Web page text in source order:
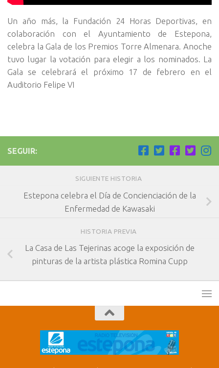
Un año más, la Fundación 24 Horas Deportivas, en
colaboración con el Ayuntamiento de Estepona,
celebra la Gala de los Premios Torre Almenara. Anoche
tuvo lugar la votación para elegir a los nominados. La
Gala se celebrará el próximo 17 de febrero en el
Auditorio Felipe VI
SEGUIR:
SIGUIENTE HISTORIA
Estepona celebra el Día de Concienciación de la
Enfermedad de Kawasaki
HISTORIA PREVIA
La Casa de Las Tejerinas acoge la exposición de
pinturas de la artista plástica Romina Cupp